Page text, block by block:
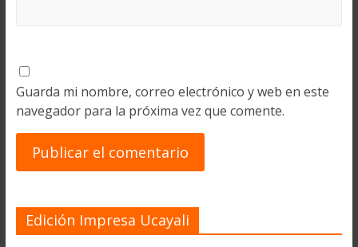
Guarda mi nombre, correo electrónico y web en este
navegador para la próxima vez que comente.
Edición Impresa Ucayali